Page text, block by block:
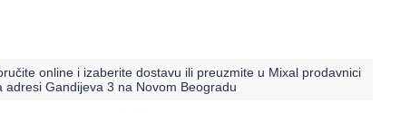
online i izaberite dostavu ili preuzmite u Mixal prodavnici
adresi Gandijeva 3 na Novom Beogradu